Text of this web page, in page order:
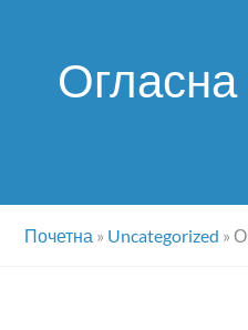
Почетна » Uncategorized »